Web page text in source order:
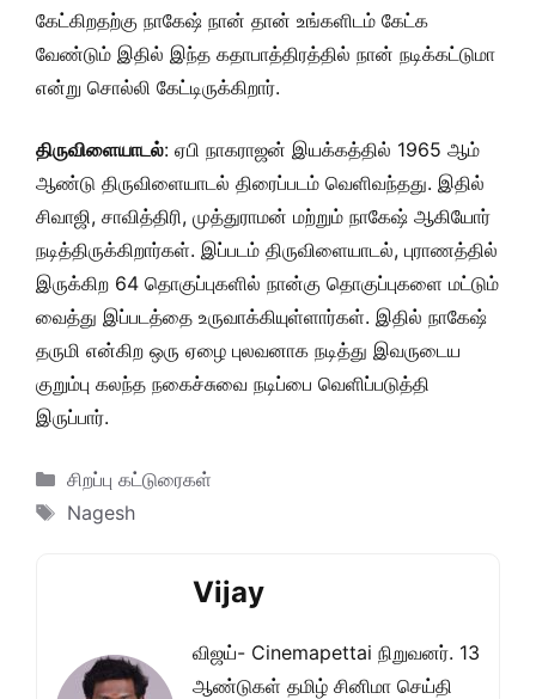
கேட்கிறதற்கு நாகேஷ் நான் தான் உங்களிடம் கேட்க
வேண்டும் இதில் இந்த கதாபாத்திரத்தில் நான் நடிக்கட்டுமா
என்று சொல்லி கேட்டிருக்கிறார்.
திருவிளையாடல்: ஏபி நாகராஜன் இயக்கத்தில் 1965 ஆம்
ஆண்டு திருவிளையாடல் திரைப்படம் வெளிவந்தது. இதில்
சிவாஜி, சாவித்திரி, முத்துராமன் மற்றும் நாகேஷ் ஆகியோர்
நடித்திருக்கிறார்கள். இப்படம் திருவிளையாடல், புராணத்தில்
இருக்கிற 64 தொகுப்புகளில் நான்கு தொகுப்புகளை மட்டும்
வைத்து இப்படத்தை உருவாக்கியுள்ளார்கள். இதில் நாகேஷ்
தருமி என்கிற ஒரு ஏழை புலவனாக நடித்து இவருடைய
குறும்பு கலந்த நகைச்சுவை நடிப்பை வெளிப்படுத்தி
இருப்பார்.
Categories
சிறப்பு கட்டுரைகள்
Tags
Nagesh
Vijay
விஜய்- Cinemapettai நிறுவனர். 13
ஆண்டுகள் தமிழ் சினிமா செய்தி